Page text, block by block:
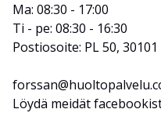
Ma: 08:30 - 17:00
Ti - pe: 08:30 - 16:30
Postiosoite: PL 50, 30101
Löydä meidät